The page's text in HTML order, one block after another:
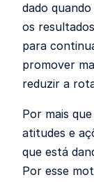
dado
os
para
promover
reduzir a
Por mais
atitudes e
que está
Por esse